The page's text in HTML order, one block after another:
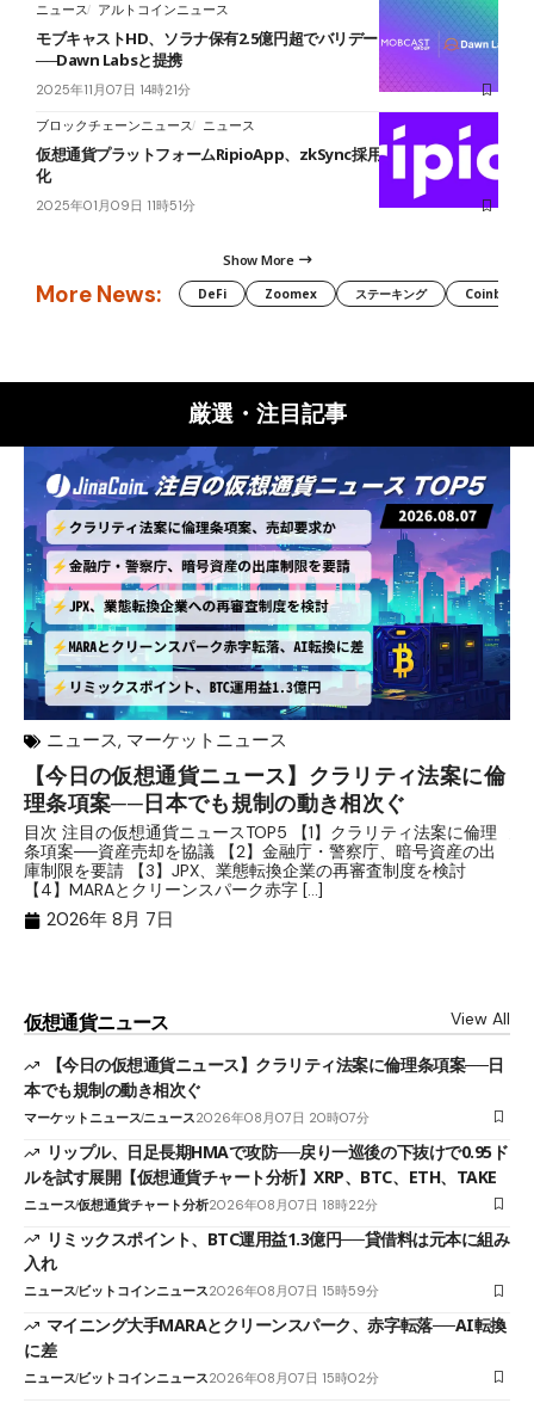
ニュース アルトコインニュース
モブキャストHD、ソラナ保有2.5億円超でバリデータ事業参入
──Dawn Labsと提携
2025年11月07日 14時21分
ブロックチェーンニュース ニュース
仮想通貨プラットフォームRipioApp、zkSync採用で南米の基盤強
化
2025年01月09日 11時51分
Show More
More News: DeFi Zoomex ステーキング Coinbase
厳選・注目記事
ニュース, マーケットニュース
【今日の仮想通貨ニュース】クラリティ法案に倫
理条項案──日本でも規制の動き相次ぐ
目次 注目の仮想通貨ニュースTOP5 【1】クラリティ法案に倫理
条項案──資産売却を協議 【2】金融庁・警察庁、暗号資産の出
庫制限を要請 【3】JPX、業態転換企業の再審査制度を検討
【4】MARAとクリーンスパーク赤字 […]
2026年 8月 7日
仮想通貨ニュース View All
【今日の仮想通貨ニュース】クラリティ法案に倫理条項案──日
本でも規制の動き相次ぐ
マーケットニュースニュース2026年08月07日 20時07分
リップル、日足長期HMAで攻防──戻り一巡後の下抜けで0.95ド
ルを試す展開【仮想通貨チャート分析】XRP、BTC、ETH、TAKE
ニュース仮想通貨チャート分析2026年08月07日 18時22分
リミックスポイント、BTC運用益1.3億円──貸借料は元本に組み
入れ
ニュースビットコインニュース2026年08月07日 15時59分
マイニング大手MARAとクリーンスパーク、赤字転落──AI転換
に差
ニュースビットコインニュース2026年08月07日 15時02分